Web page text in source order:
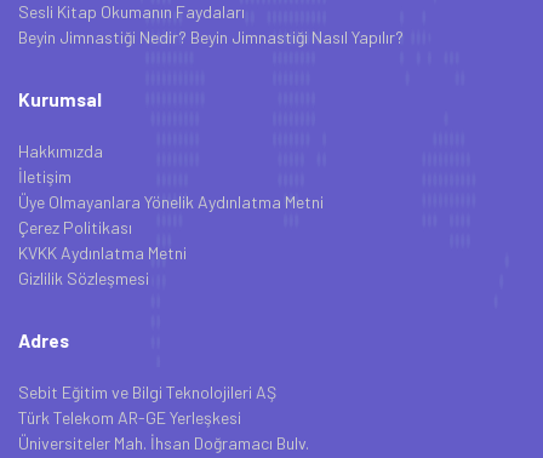
Sesli Kitap Okumanın Faydaları
Beyin Jimnastiği Nedir? Beyin Jimnastiği Nasıl Yapılır?
Kurumsal
Hakkımızda
İletişim
Üye Olmayanlara Yönelik Aydınlatma Metni
Çerez Politikası
KVKK Aydınlatma Metni
Gizlilik Sözleşmesi
Adres
Sebit Eğitim ve Bilgi Teknolojileri AŞ
Türk Telekom AR-GE Yerleşkesi
Üniversiteler Mah. İhsan Doğramacı Bulv.